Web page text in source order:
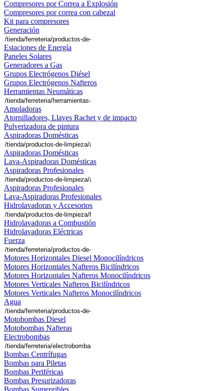
Compresores por Correa a Explosión
Compresores por correa con cabezal
Kit para compresores
Generación
Estaciones de Energía
Paneles Solares
Generadores a Gas
Grupos Electrógenos Diésel
Grupos Electrógenos Nafteros
Herramientas Neumáticas
Amoladoras
Atornilladores, Llaves Rachet y de impacto
Pulverizadora de pintura
Aspiradoras Domésticas
Aspiradoras Domésticas
Lava-Aspiradoras Domésticas
Aspiradoras Profesionales
Aspiradoras Profesionales
Lava-Aspiradoras Profesionales
Hidrolavadoras y Accesorios
Hidrolavadoras a Combustión
Hidrolavadoras Eléctricas
Fuerza
Motores Horizontales Diesel Monocilíndricos
Motores Horizontales Nafteros Bicilíndricos
Motores Horizontales Nafteros Monocilíndricos
Motores Verticales Nafteros Bicilíndricos
Motores Verticales Nafteros Monocilíndricos
Agua
Motobombas Diesel
Motobombas Nafteras
Electrobombas
Bombas Centrífugas
Bombas para Piletas
Bombas Periféricas
Bombas Presurizadoras